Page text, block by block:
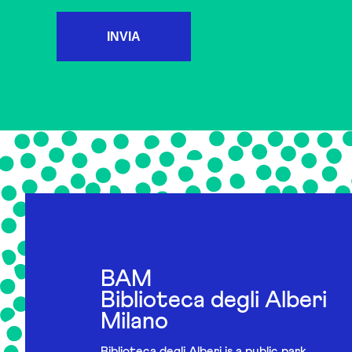
INVIA
BAM
Biblioteca degli Alberi
Milano